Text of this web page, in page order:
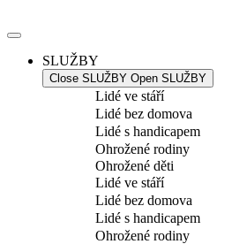
k
SLUŽBY
Close SLUŽBY Open SLUŽBY
Lidé ve stáří
Lidé bez domova
Lidé s handicapem
Ohrožené rodiny
Ohrožené děti
Lidé ve stáří
Lidé bez domova
Lidé s handicapem
Ohrožené rodiny